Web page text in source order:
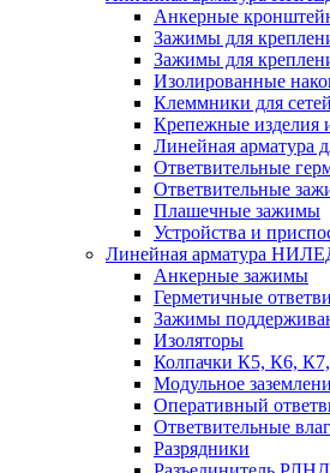
Анкерные
Зажимы для
Зажимы для
Изолированные
Клеммники для
Крепежные изделия
Линейная арматура
Ответвительные
Ответвительные
Плашечные зажимы
Устройства и
Линейная арматура
Анкерные зажимы
Герметичные
Зажимы
Изоляторы
Колпачки К5, К6,
Модульное
Оперативный
Ответвительные
Разрядники